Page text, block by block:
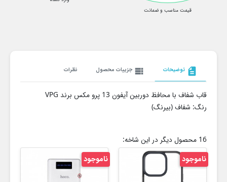
قیمت مناسب و ضمانت
description توضیحات view_list جزییات محصول نظرات
قاب شفاف با محافظ دوربین آیفون 13 پرو مکس برند VPG
رنگ: شفاف (بیرنگ)
16 محصول دیگر در این شاخه:
ناموجود ناموجود